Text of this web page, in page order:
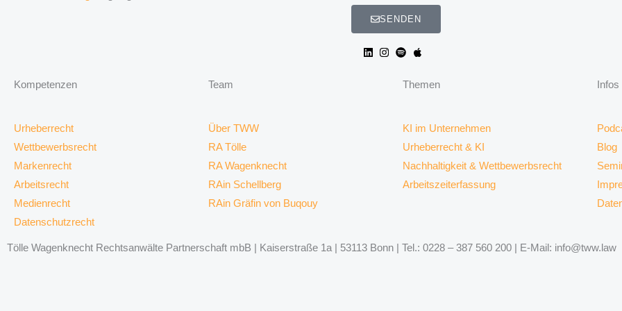
SENDEN
Kompetenzen
Urheberrecht
Wettbewerbsrecht
Markenrecht
Arbeitsrecht
Medienrecht
Datenschutzrecht
Team
Über TWW
RA Tölle
RA Wagenknecht
RAin Schellberg
RAin Gräfin von Buqouy
Themen
KI im Unternehmen
Urheberrecht & KI
Nachhaltigkeit & Wettbewerbsrecht
Arbeitszeiterfassung
Infos
Blog
Tölle Wagenknecht Rechtsanwälte Partnerschaft mbB | Kaiserstraße 1a | 53113 Bonn | Tel.: 0228 – 387 560 200 | E-Mail: info@tww.law